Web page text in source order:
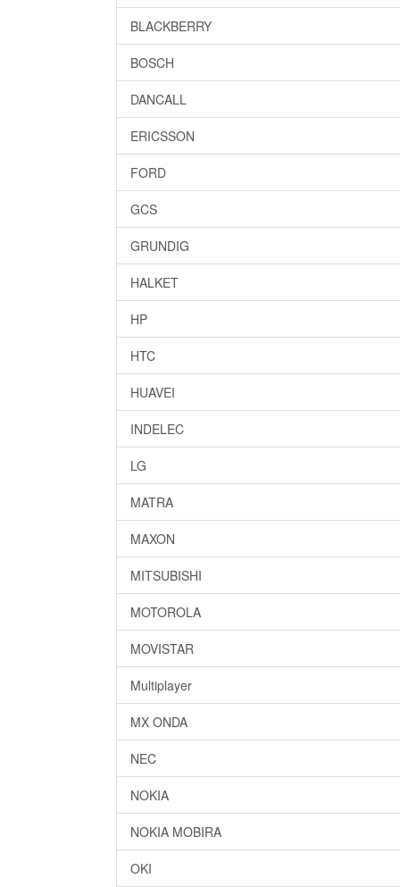
BLACKBERRY
BOSCH
DANCALL
ERICSSON
FORD
GCS
GRUNDIG
HALKET
HP
HTC
HUAVEI
INDELEC
LG
MATRA
MAXON
MITSUBISHI
MOTOROLA
MOVISTAR
Multiplayer
MX ONDA
NEC
NOKIA
NOKIA MOBIRA
OKI